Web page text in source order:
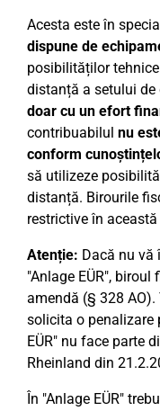
Acesta este în
dispune de
posibilităților
distanță a setului
doar cu un efort
contribuabilul nu
conform
să utilizeze
distanță. Birourile
restrictive în
Atenție: Dacă nu vă
"Anlage EÜR",
amendă (§ 328
solicita o penalizare
EÜR" nu face parte
Rheinland din
În "Anlage EÜR"